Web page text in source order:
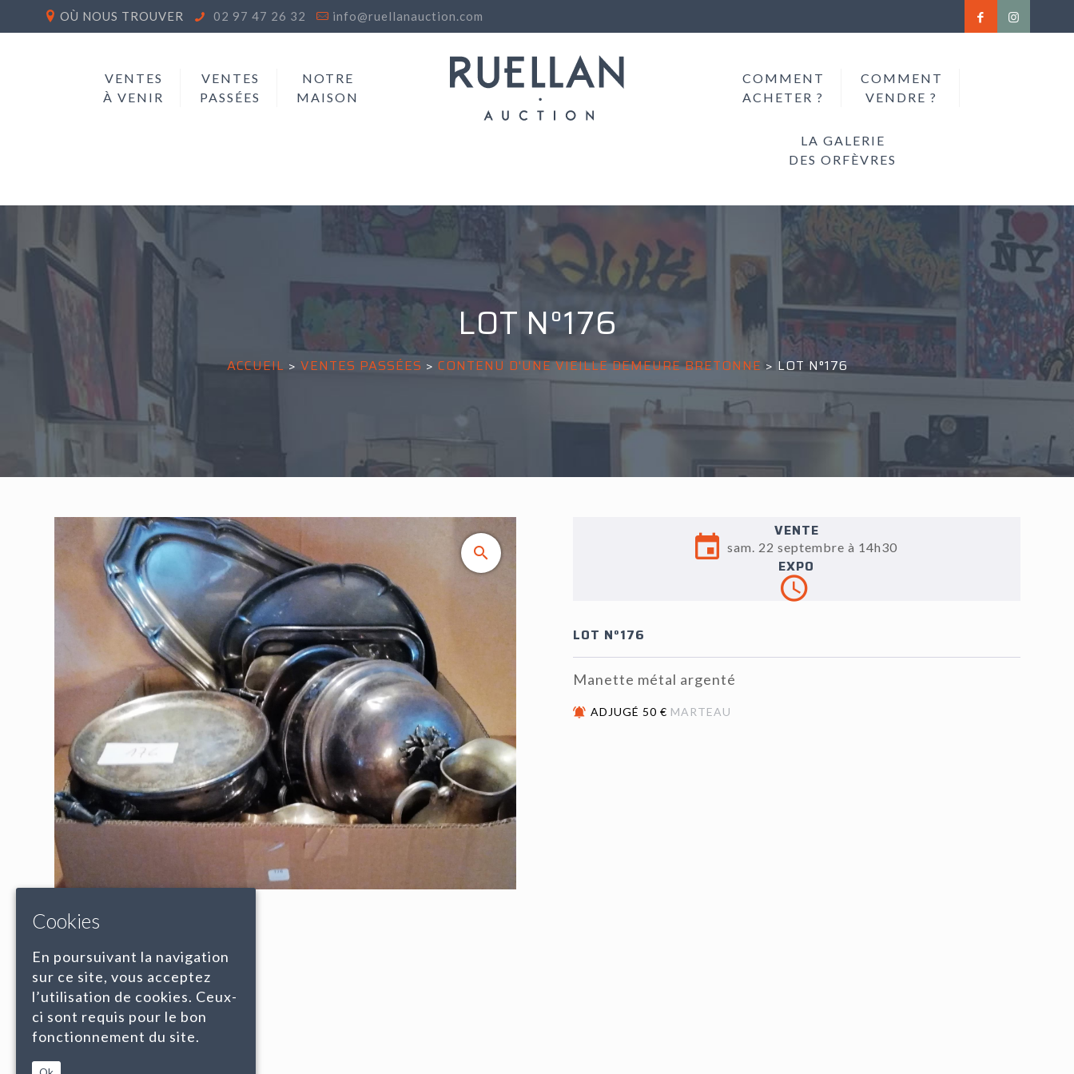
OÙ NOUS TROUVER 02 97 47 26 32 info@ruellanauction.com
VENTES
À VENIR
VENTES
PASSÉES
NOTRE
MAISON
COMMENT
ACHETER ?
COMMENT
VENDRE ?
LA GALERIE
DES ORFÈVRES
LOT N°176
ACCUEIL > VENTES PASSÉES > CONTENU D'UNE VIEILLE DEMEURE BRETONNE > LOT N°176
VENTE
sam. 22 septembre à 14h30
EXPO
LOT N°176
Manette métal argenté
ADJUGÉ 50 € MARTEAU
Cookies
En poursuivant la navigation
sur ce site, vous acceptez
l’utilisation de cookies. Ceux-
ci sont requis pour le bon
fonctionnement du site.